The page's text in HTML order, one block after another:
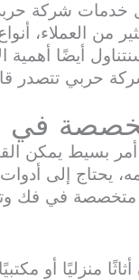
خدمات شركة
من العملاء،
أيضًا
حربي تتصدر
يمكن
يحتاج إلى
متخصصة في فك
منزليًا أو